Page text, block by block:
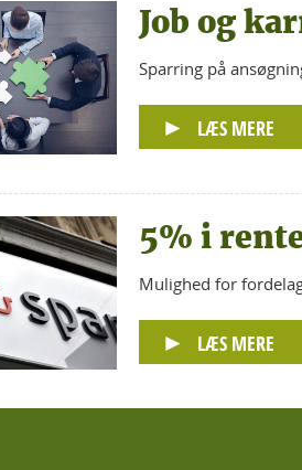
Job og
Sparring på
LÆS MERE
5% i
Mulighed for
LÆS MERE